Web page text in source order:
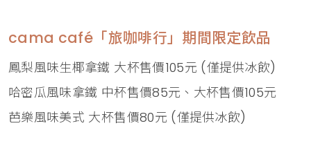
cama café「旅咖啡行」期間限定飲品
鳳梨風味生椰拿鐵 大杯售價105元 (僅提供冰飲)
哈密瓜風味拿鐵 中杯售價85元、大杯售價105元
芭樂風味美式 大杯售價80元 (僅提供冰飲)